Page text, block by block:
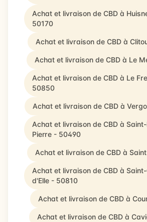
Achat et livraison de CBD à
50170
Achat et livraison de CBD à
Achat et livraison de CBD à Le
Achat et livraison de CBD à Le
50850
Achat et livraison de CBD à
Achat et livraison de CBD à
Pierre - 50490
Achat et livraison de CBD à
Achat et livraison de CBD à
d'Elle - 50810
Achat et livraison de CBD à
Achat et livraison de CBD à